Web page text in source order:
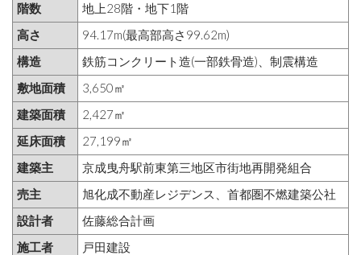
階数
地上28階・地下1階
高さ
94.17m(最高部高さ99.62m)
構造
鉄筋コンクリート造(一部鉄骨造)、制震構造
敷地面積
3,650㎡
建築面積
2,427㎡
延床面積
27,199㎡
建築主
京成曳舟駅前東第三地区市街地再開発組合
売主
旭化成不動産レジデンス、首都圏不燃建築公社
設計者
佐藤総合計画
施工者
戸田建設